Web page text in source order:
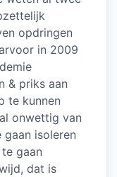
opdringen
in 2009
& priks aan
te kunnen
onwettig van
gaan isoleren
gaan
dat is